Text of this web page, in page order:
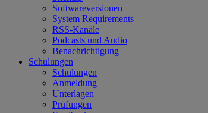
Softwareversionen
System Requirements
RSS-Kanäle
Podcasts und Audio
Benachrichtigung
Schulungen
Schulungen
Anmeldung
Unterlagen
Prüfungen